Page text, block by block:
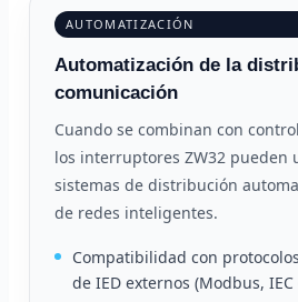
AUTOMATIZACIÓN
Automatización de la
comunicación
Cuando se combinan con
los interruptores ZW32 pueden
sistemas de distribución
de redes inteligentes.
Compatibilidad con
de IED externos (Modbus,